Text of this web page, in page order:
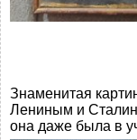
Знаменитая
Лениным и
она даже была в